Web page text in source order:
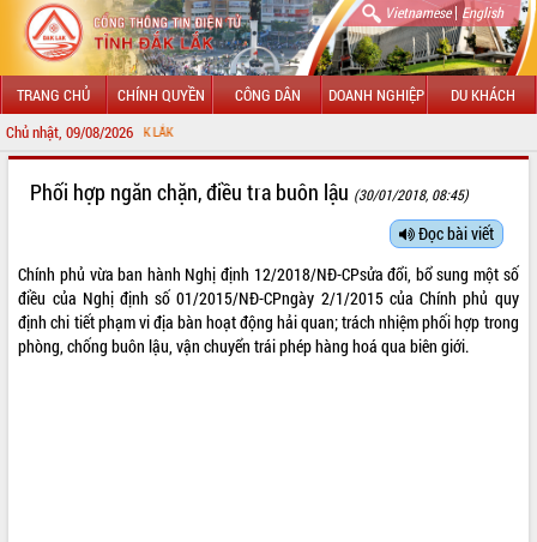
Vietnamese| English
TRANG CHỦ CHÍNH QUYỀN CÔNG DÂN DOANH NGHIỆP DU KHÁCH
Chủ nhật, 09/08/2026
TIN TỨC SỰ KIỆN
SỞ, BAN, NGÀNH
Phối hợp ngăn chặn, điều tra buôn lậu (30/01/2018, 08:45)
Đọc bài viết
Chính phủ vừa ban hành Nghị định 12/2018/NĐ-CPsửa đổi, bổ sung một số
điều của Nghị định số01/2015/NĐ-CPngày 2/1/2015 của Chính phủ quy
định chi tiết phạm vi địa bàn hoạt động hải quan; trách nhiệm phối hợp trong
phòng, chống buôn lậu, vận chuyển trái phép hàng hoá qua biên giới.